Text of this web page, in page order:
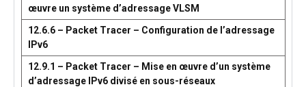
œuvre un système d’adressage VLSM
12.6.6 – Packet Tracer – Configuration de l’adressage
IPv6
12.9.1 – Packet Tracer – Mise en œuvre d’un système
d’adressage IPv6 divisé en sous-réseaux